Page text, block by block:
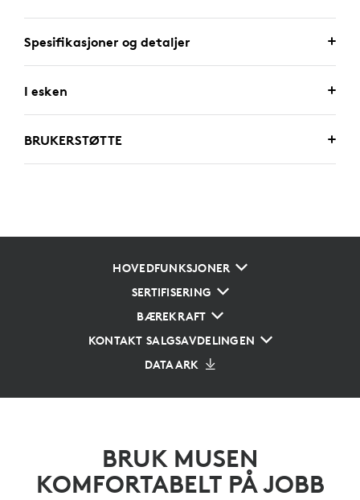
Spesifikasjoner og detaljer
I esken
BRUKERSTØTTE
HOVEDFUNKSJONER
SERTIFISERING
BÆREKRAFT
KONTAKT SALGSAVDELINGEN
DATAARK
BRUK MUSEN
KOMFORTABELT PÅ JOBB